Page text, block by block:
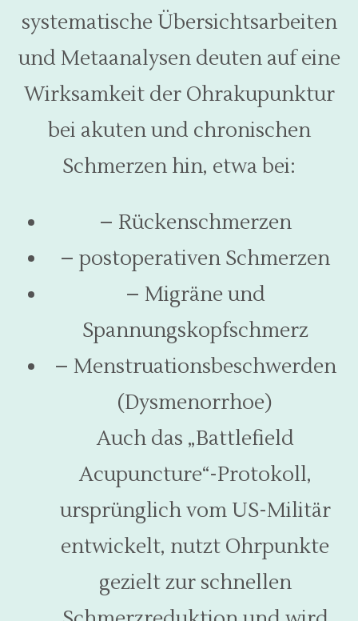
systematische Übersichtsarbeiten
und Metaanalysen deuten auf eine
Wirksamkeit der Ohrakupunktur
bei akuten und chronischen
Schmerzen hin, etwa bei:
– Rückenschmerzen
– postoperativen Schmerzen
– Migräne und
Spannungskopfschmerz
– Menstruationsbeschwerden
(Dysmenorrhoe)
Auch das „Battlefield
Acupuncture“-Protokoll,
ursprünglich vom US-Militär
entwickelt, nutzt Ohrpunkte
gezielt zur schnellen